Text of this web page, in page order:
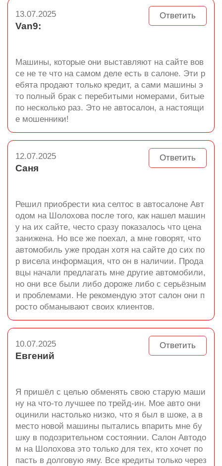
Ответить
13.07.2025
Van9:
Машины, которые они выставляют на сайте вов
се не те что на самом деле есть в салоне. Эти р
ебята продают только кредит, а сами машины э
то полный брак с перебитыми номерами, битые
по несколько раз. Это не автосалон, а настоящи
е мошенники!
Ответить
12.07.2025
Саня
Решил приобрести киа селтос в автосалоне Авт
одом на Шолохова после того, как нашел машин
у на их сайте, често сразу показалось что цена
занижена. Но все же поехал, а мне говорят, что
автомобиль уже продан хотя на сайте до сих по
р висела информация, что он в наличии. Прода
вцы начали предлагать мне другие автомобили,
но они все были либо дороже либо с серьёзным
и проблемами. Не рекомендую этот салон они п
росто обманывают своих клиентов.
Ответить
10.07.2025
Евгений
Я пришёл с целью обменять свою старую маши
ну на что-то лучшее по трейд-ин. Мое авто они
оцинили настолько низко, что я был в шоке, а в
место новой машины пытались впарить мне бу
шку в подозрительном состоянии. Салон Автодо
м на Шолохова это только для тех, кто хочет по
пасть в долговую яму. Все кредиты только через